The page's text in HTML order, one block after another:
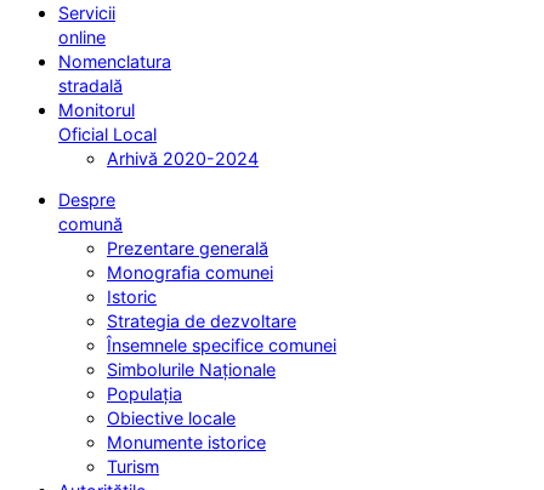
Servicii
online
Nomenclatura
stradală
Monitorul
Oficial Local
Arhivă 2020-2024
Despre
comună
Prezentare generală
Monografia comunei
Istoric
Strategia de dezvoltare
Însemnele specifice comunei
Simbolurile Naționale
Populația
Obiective locale
Monumente istorice
Turism